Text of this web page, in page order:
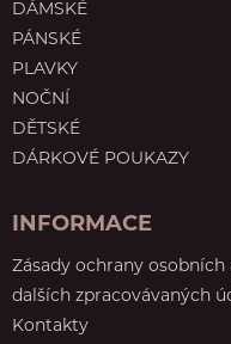
DÁMSKÉ
PÁNSKÉ
PLAVKY
NOČNÍ
DĚTSKÉ
DÁRKOVÉ POUKAZY
INFORMACE
Zásady ochrany osobních
dalších zpracovávaných
Kontakty